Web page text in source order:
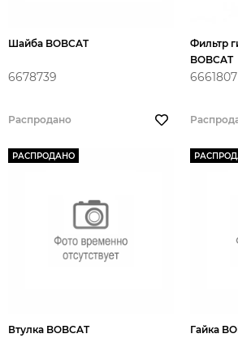
Шайба BOBCAT
6678739
Распродано
Фильтр
BOBCAT
6661807
РАСПРОДАНО
Втулка BOBCAT Гайка